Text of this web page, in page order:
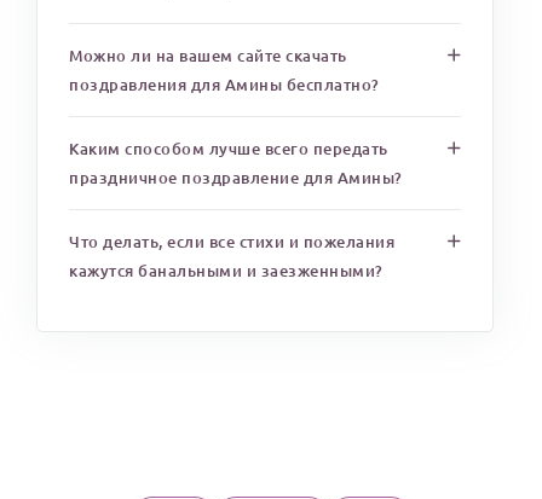
Можно ли на вашем сайте скачать
поздравления для Амины бесплатно?
Каким способом лучше всего передать
праздничное поздравление для Амины?
Что делать, если все стихи и пожелания
кажутся банальными и заезженными?